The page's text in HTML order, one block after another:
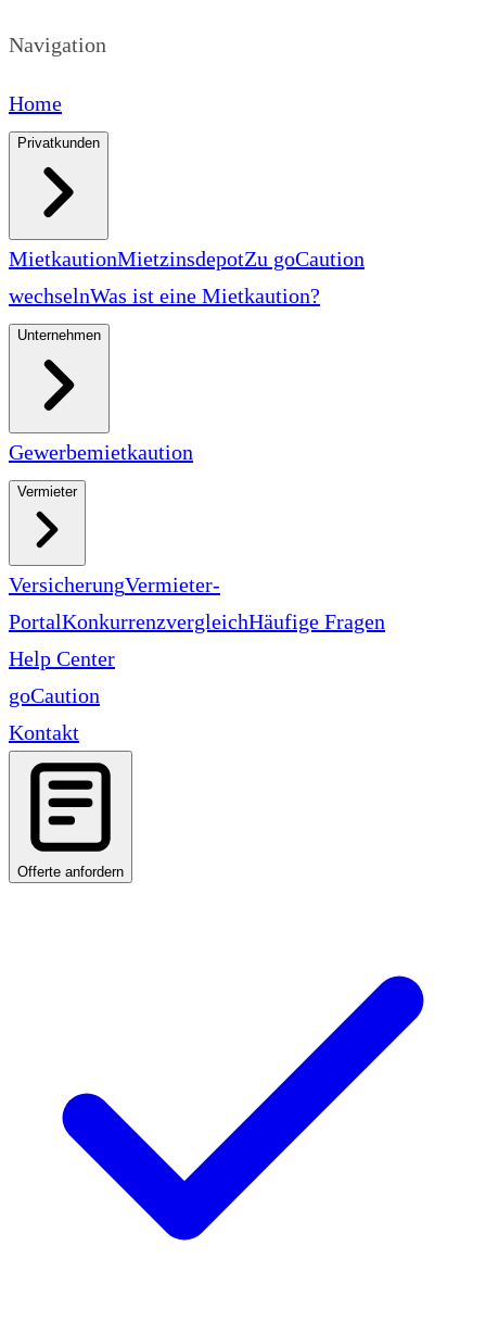
Navigation
Home
Privatkunden
MietkautionMietzinsdepotZu goCaution
wechselnWas ist eine Mietkaution?
Unternehmen
Gewerbemietkaution
Vermieter
VersicherungVermieter-
PortalKonkurrenzvergleichHäufige Fragen
Help Center
goCaution
Kontakt
Offerte anfordern